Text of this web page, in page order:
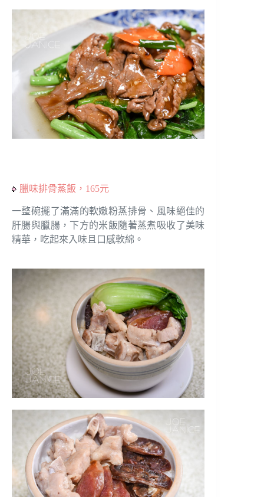
臘味排骨蒸飯，165元
一整碗擺了滿滿的軟嫩粉蒸排骨、風味絕佳的
肝腸與臘腸，下方的米飯隨著蒸煮吸收了美味
精華，吃起來入味且口感軟綿。